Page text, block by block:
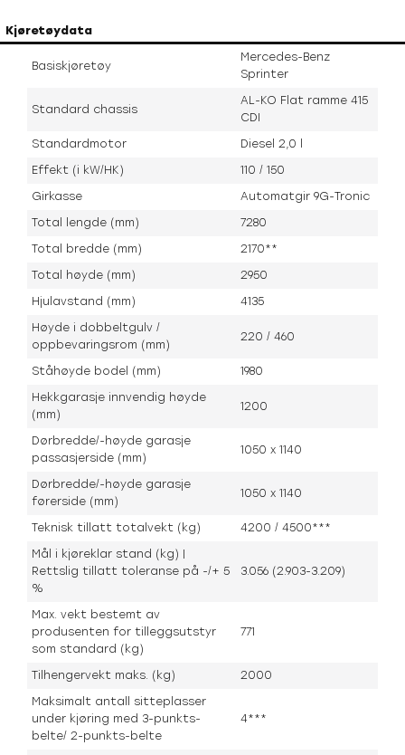
Kjøretøydata
Basiskjøretøy
Mercedes-Benz
Sprinter
Standard chassis
AL-KO Flat ramme 415
CDI
Standardmotor Diesel 2,0 l
Effekt (i kW/HK) 110 / 150
Girkasse Automatgir 9G-Tronic
Total lengde (mm) 7280
Total bredde (mm) 2170**
Total høyde (mm) 2950
Hjulavstand (mm) 4135
Høyde i dobbeltgulv /
oppbevaringsrom (mm)
220 / 460
Ståhøyde bodel (mm) 1980
Hekkgarasje innvendig høyde
(mm)
1200
Dørbredde/-høyde garasje
passasjerside (mm)
1050 x 1140
Dørbredde/-høyde garasje
førerside (mm)
1050 x 1140
Teknisk tillatt totalvekt (kg) 4200 / 4500***
Mål i kjøreklar stand (kg) |
Rettslig tillatt toleranse på -/+ 5
%
3.056 (2.903-3.209)
Max. vekt bestemt av
produsenten for tilleggsutstyr
som standard (kg)
771
Tilhengervekt maks. (kg) 2000
Maksimalt antall sitteplasser
under kjøring med 3-punkts-
belte/ 2-punkts-belte
4***